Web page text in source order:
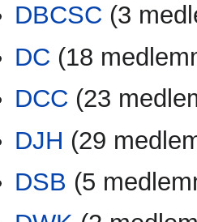
DBCSC (3
DC (18
DCC (23
DJH
(29
DSB
(5